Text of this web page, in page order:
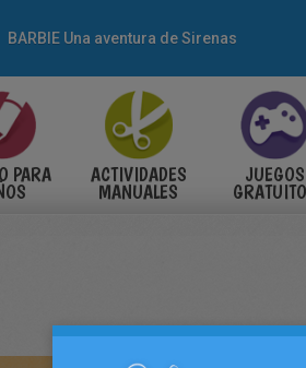
BARBIE Una aventura de Sirenas
PARA ACTIVIDADES
MANUALES
JUEGOS